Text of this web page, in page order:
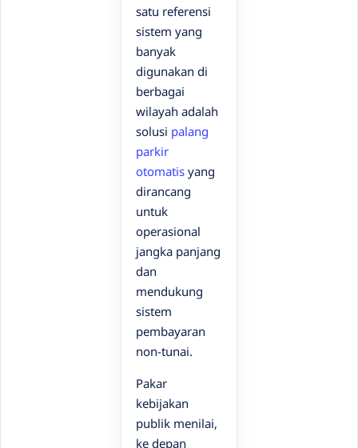
satu referensi
sistem yang
banyak
digunakan di
berbagai
wilayah adalah
solusi palang
parkir
otomatis yang
dirancang
untuk
operasional
jangka panjang
dan
mendukung
sistem
pembayaran
non-tunai.
Pakar
kebijakan
publik menilai,
ke depan